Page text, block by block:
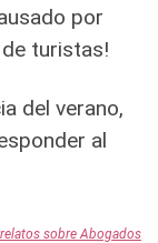
por
turistas!
del verano,
al
sobre Abogados